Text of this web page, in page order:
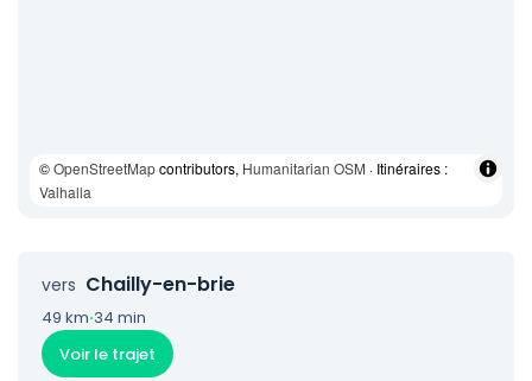
©OpenStreetMapcontributors, Humanitarian OSM · Itinéraires :
Valhalla
vers Chailly-en-brie
49 km·34 min
Voir le trajet